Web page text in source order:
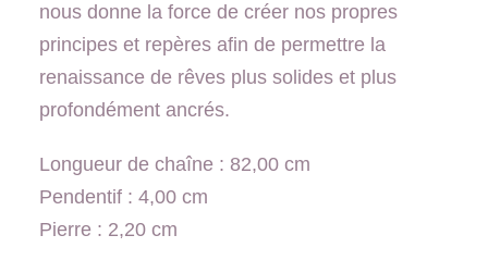
nous donne la force de créer nos propres
principes et repères afin de permettre la
renaissance de rêves plus solides et plus
profondément ancrés.
Longueur de chaîne : 82,00 cm
Pendentif : 4,00 cm
Pierre : 2,20 cm